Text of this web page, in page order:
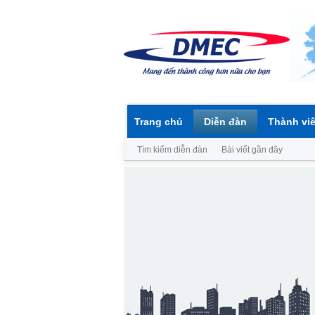
Trang chủ Diễn đàn
Tìm kiếm diễn đàn Bài viết gần đây
Thành